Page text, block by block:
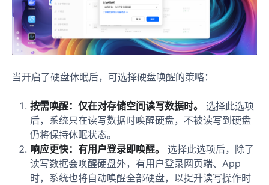
如何管理多版本素材
如何使用飞牛素材库 Seek 的 AI 搜索功能？
如何自定义飞牛素材库 Seek 的域名？
如何添加资产水印？
飞牛素材库 Seek 许可证相关问题
硬件
飞牛官方
当开启了硬盘休眠后，可选择硬盘唤醒的策略：
按需唤醒：仅在对存储空间读写数据时。
选择此选项
后，系统只在读写数据时唤醒硬盘，不被读写到硬盘
仍将保持休眠状态。
响应更快：有用户登录即唤醒。
选择此选项后，除了
读写数据会唤醒硬盘外，有用户登录网页端、App
时，系统也将自动唤醒全部硬盘，以提升读写操作时